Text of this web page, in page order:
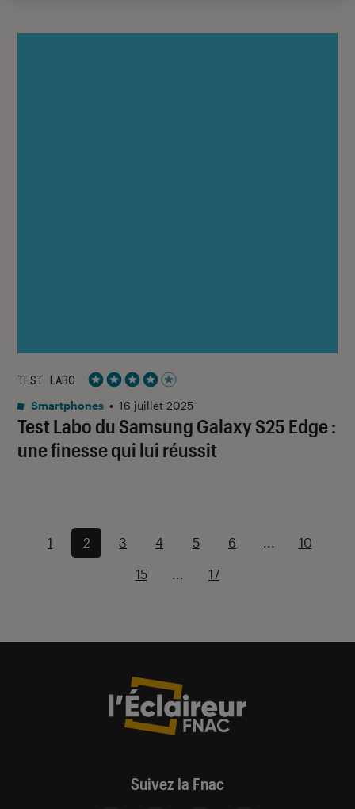
Test Labo du Samsung Galaxy S25 Edge :
une finesse qui lui réussit
TEST LABO
Noté 4 étoiles sur 5
Smartphones • 16 juillet 2025
1 2 3 4 5 6 ... 10
15 ... 17
Suivez la Fnac